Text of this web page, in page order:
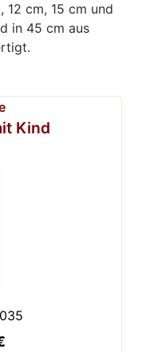
12 cm, 15 cm und
in 45 cm aus
Kind